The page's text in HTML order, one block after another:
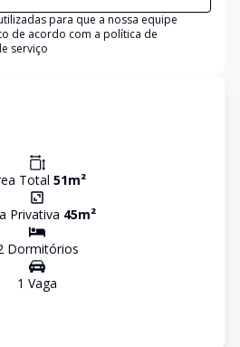
para que a nossa equipe
de acordo com a política de
serviço
Total 51m²
Privativa 45m²
Dormitórios
1 Vaga